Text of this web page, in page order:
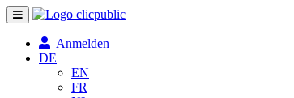
Navigation
umschalten
Anmelden
DE
EN
FR